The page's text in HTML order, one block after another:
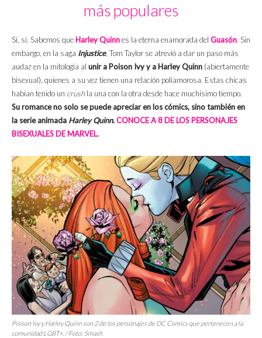
más populares
Sí, sí. Sabemos que Harley Quinnes la eterna enamorada del Guasón. Sin
embargo, en la saga Injustice, Tom Taylor se atrevió a dar un paso más
audaz en la mitología al unir a Poison Ivy y a Harley Quinn (abiertamente
bisexual), quienes a su vez tienen una relación poliamorosa. Estas chicas
habían tenido un crushla una con la otra desde hace muchísimo tiempo.
Su romance no solo se puede apreciar en los cómics, sino también en
la serie animada Harley Quinn.CONOCE A 8 DE LOS PERSONAJES
BISEXUALES DE MARVEL.
Poison Ivy y Harley Quinn son 2 de los personajes de DC Comics que pertenecen a la
comunidad LGBT+. / Foto: Smash